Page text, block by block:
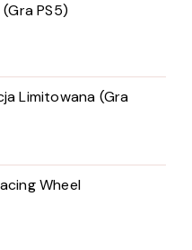
PS5)
Limitowana (Gra
Wheel